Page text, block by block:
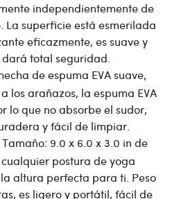
independientemente de
La superficie está esmerilada
eficazmente, es suave y
total seguridad.
de espuma EVA suave,
los arañazos, la espuma EVA
lo que no absorbe el sudor,
y fácil de limpiar.
Tamaño: 9.0 x 6.0 x 3.0 in de
postura de yoga
altura perfecta para ti. Peso
es ligero y portátil, fácil de